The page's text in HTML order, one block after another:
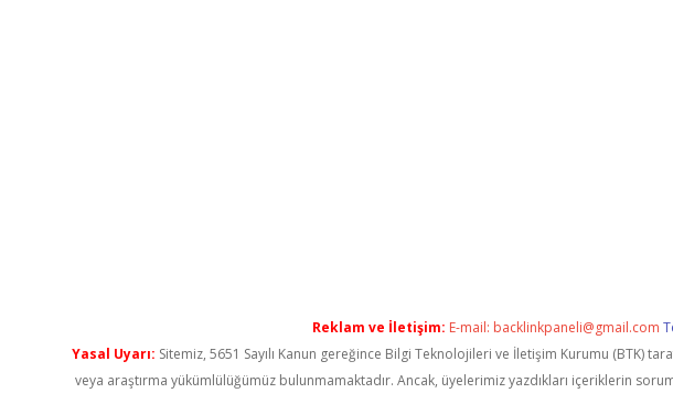
Reklam ve İletişim: E-mail: backlinkpaneli@gmail.com
Yasal Uyarı: Sitemiz, 5651 Sayılı Kanun gereğince Bilgi Teknolojileri ve İletişim Kurumu (BTK)
veya araştırma yükümlülüğümüz bulunmamaktadır. Ancak, üyelerimiz yazdıkları içeriklerin